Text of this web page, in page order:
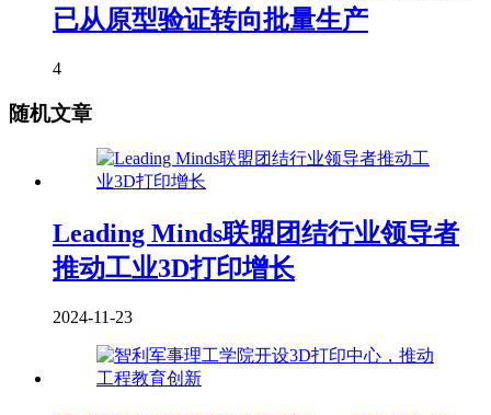
已从原型验证转向批量生产
4
随机文章
Leading Minds联盟团结行业领导者
推动工业3D打印增长
2024-11-23